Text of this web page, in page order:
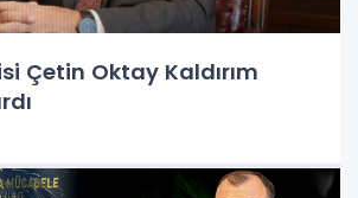
Çetin Oktay Kaldırım